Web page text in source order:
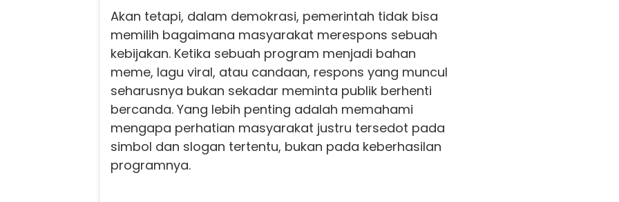
Akan tetapi, dalam demokrasi, pemerintah tidak bisa
memilih bagaimana masyarakat merespons sebuah
kebijakan. Ketika sebuah program menjadi bahan
meme, lagu viral, atau candaan, respons yang muncul
seharusnya bukan sekadar meminta publik berhenti
bercanda. Yang lebih penting adalah memahami
mengapa perhatian masyarakat justru tersedot pada
simbol dan slogan tertentu, bukan pada keberhasilan
programnya.